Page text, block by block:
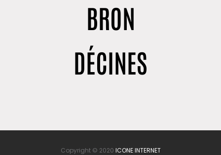
BRON
DÉCINES
Copyright © 2020 ICONE INTERNET